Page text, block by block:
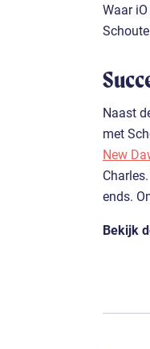
Waar
Naast
met
New
ends.
Bekijk